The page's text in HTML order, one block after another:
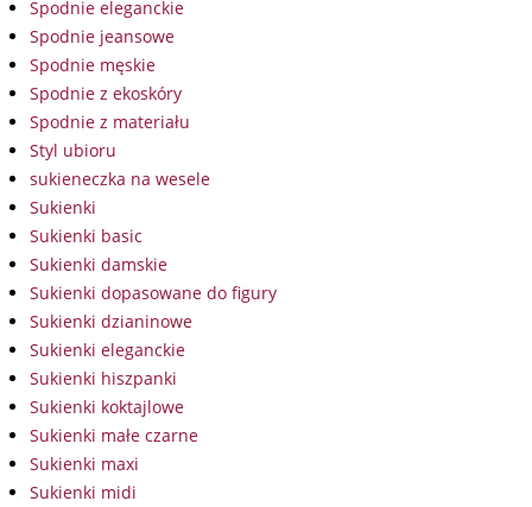
Spodnie eleganckie
Spodnie jeansowe
Spodnie męskie
Spodnie z ekoskóry
Spodnie z materiału
Styl ubioru
sukieneczka na wesele
Sukienki
Sukienki basic
Sukienki damskie
Sukienki dopasowane do figury
Sukienki dzianinowe
Sukienki eleganckie
Sukienki hiszpanki
Sukienki koktajlowe
Sukienki małe czarne
Sukienki maxi
Sukienki midi